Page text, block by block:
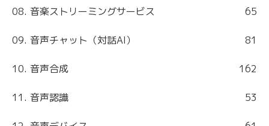
08. 音楽ストリーミングサービス 65
09. 音声チャット（対話AI） 81
10. 音声合成 162
11. 音声認識 53